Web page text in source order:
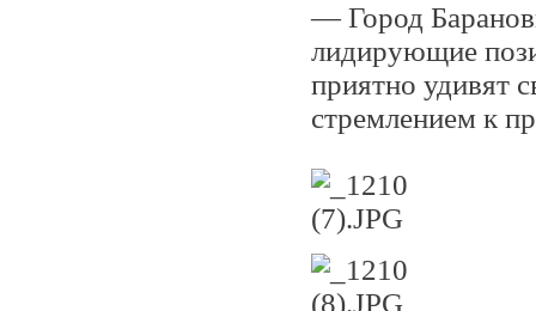
— Город
лидирующие
приятно удивят
стремлением к